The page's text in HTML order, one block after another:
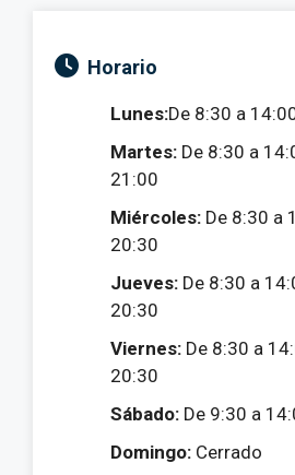
Horario
Lunes:De 8:30 a
Martes: De 8:30 a
21:00
Miércoles: De 8:30 a
20:30
Jueves: De 8:30 a
20:30
Viernes: De 8:30 a
20:30
Sábado: De 9:30 a
Domingo: Cerrado